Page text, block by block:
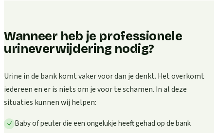
Wanneer heb je professionele
urineverwijdering nodig?
Urine in de bank komt vaker voor dan je denkt. Het overkomt
iedereen en er is niets om je voor te schamen. In al deze
situaties kunnen wij helpen:
Baby of peuter die een ongelukje heeft gehad op de bank